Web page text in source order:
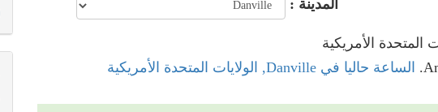
المدينة :
الساعة حاليا في Danville, الولايات المتحدة الأمريكية